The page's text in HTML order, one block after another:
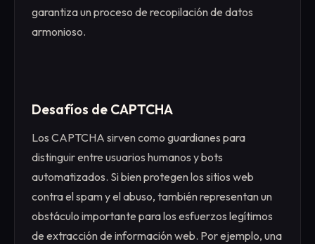
garantiza un proceso de recopilación de datos
armonioso.
Desafíos de CAPTCHA
Los CAPTCHA sirven como guardianes para
distinguir entre usuarios humanos y bots
automatizados. Si bien protegen los sitios web
contra el spam y el abuso, también representan un
obstáculo importante para los esfuerzos legítimos
de extracción de información web. Por ejemplo, una